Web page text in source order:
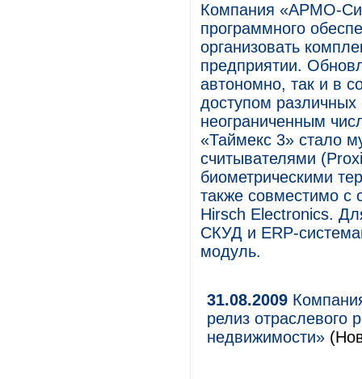
Компания «АРМО-
программного
организовать
предприятии.
автономно, так и в
доступом
неограниченным
«Таймекс 3» стало
считывателями
биометрическими
также совместимо с
Hirsch Electronics.
СКУД и ERP-
модуль.
31.08.2009
релиз
недвижимости»